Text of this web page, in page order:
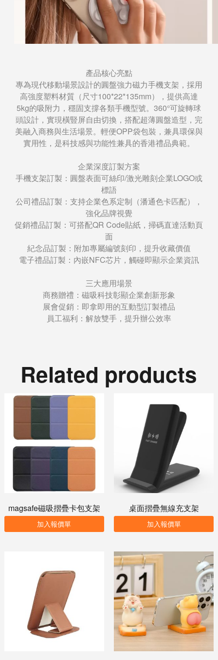
產品核心亮點
專為現代移動場景設計的圓盤強力磁力手機支架，採用
高強度塑料材質（尺寸100*22*135mm），提供高達
5kg的吸附力，穩固支撐各類手機型號。360°可旋轉球
頭設計，實現橫豎屏自由切換，搭配超薄圓盤造型，完
美融入商務與生活場景。輕便OPP袋包裝，兼具環保與
實用性，是科技感與功能性兼具的香港禮品典範。
企業深度訂製方案
手機支架訂製：圓盤表面可絲印/激光雕刻企業LOGO或
標語
公司禮品訂製：支持企業色系定制（潘通色卡匹配），
強化品牌視覺
促銷禮品訂製：可搭配QR Code貼紙，掃碼直達活動頁
面
紀念品訂製：附加專屬編號刻印，提升收藏價值
電子禮品訂製：內嵌NFC芯片，觸碰即顯示企業資訊
三大應用場景
商務贈禮：磁吸科技彰顯企業創新形象
展會促銷：即拿即用的互動型訂製禮品
員工福利：解放雙手，提升辦公效率
Related products
magsafe磁吸摺疊卡包支架
加入報價單
桌面摺疊無線充支架
加入報價單